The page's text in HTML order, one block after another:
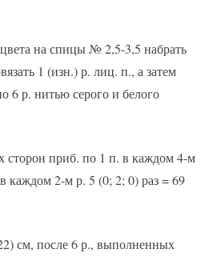
на спицы № 2,5-3,5 набрать
1 (изн.) р. лиц. п., а затем
6 р. нитью серого и белого
сторон приб. по 1 п. в каждом 4-м
каждом 2-м р. 5 (0; 2; 0) раз = 69
см, после 6 р., выполненных